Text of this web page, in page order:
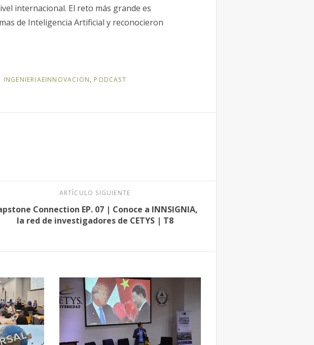
internacional. El reto más grande es
de Inteligencia Artificial y reconocieron
INGENIERIAEINNOVACION, PODCAST
ARTÍCULO SIGUIENTE
Connection EP. 07 | Conoce a INNSIGNIA,
la red de investigadores de CETYS | T8